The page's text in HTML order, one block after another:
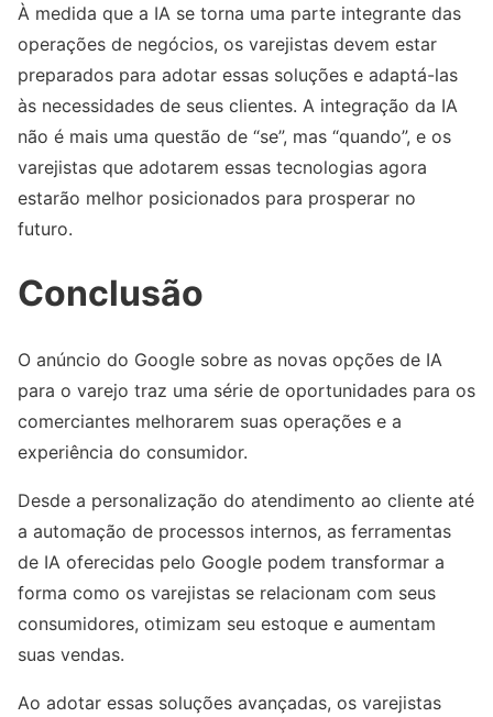
À medida que a IA se torna uma parte integrante das
operações de negócios, os varejistas devem estar
preparados para adotar essas soluções e adaptá-las
às necessidades de seus clientes. A integração da IA
não é mais uma questão de “se”, mas “quando”, e os
varejistas que adotarem essas tecnologias agora
estarão melhor posicionados para prosperar no
futuro.
Conclusão
O anúncio do Google sobre as novas opções de IA
para o varejo traz uma série de oportunidades para os
comerciantes melhorarem suas operações e a
experiência do consumidor.
Desde a personalização do atendimento ao cliente até
a automação de processos internos, as ferramentas
de IA oferecidas pelo Google podem transformar a
forma como os varejistas se relacionam com seus
consumidores, otimizam seu estoque e aumentam
suas vendas.
Ao adotar essas soluções avançadas, os varejistas